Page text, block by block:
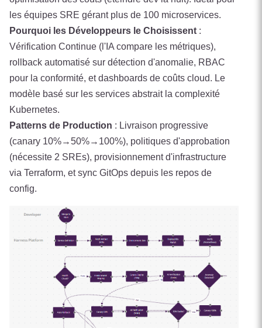
les équipes SRE gérant plus de 100 microservices.
Pourquoi les Développeurs le Choisissent :
Vérification Continue (l'IA compare les métriques),
rollback automatisé sur détection d'anomalie, RBAC
pour la conformité, et dashboards de coûts cloud. Le
modèle basé sur les services abstrait la complexité
Kubernetes.
Patterns de Production : Livraison progressive
(canary 10%→50%→100%), politiques d'approbation
(nécessite 2 SREs), provisionnement d'infrastructure
via Terraform, et sync GitOps depuis les repos de
config.